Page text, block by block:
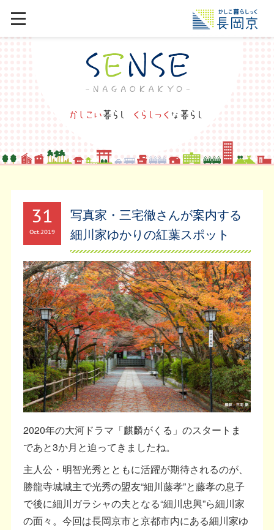
31
Oct2019
写真家・三宅徹さんが案内する
細川家ゆかりの紅葉スポット
2020年の大河ドラマ「麒麟がくる」のスタートま
であと3か月と迫ってきましたね。
主人公・明智光秀とともに活躍が期待されるのが、
勝龍寺城城主で光秀の盟友“細川藤孝”と藤孝の息子
で後に細川ガラシャの夫となる“細川忠興”ら細川家
の面々。今回は長岡京市と京都市内にある細川家ゆ